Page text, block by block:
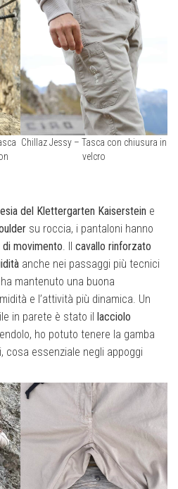
Chillaz Jessy – Tasca con chiusura in
velcro
del Klettergarten Kaiserstein e
su roccia, i pantaloni hanno
movimento. Il cavallo rinforzato
anche nei passaggi più tecnici
mantenuto una buona
e l’attività più dinamica. Un
in parete è stato il lacciolo
ho potuto tenere la gamba
cosa essenziale negli appoggi